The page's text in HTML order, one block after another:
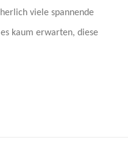
viele spannende
kaum erwarten, diese